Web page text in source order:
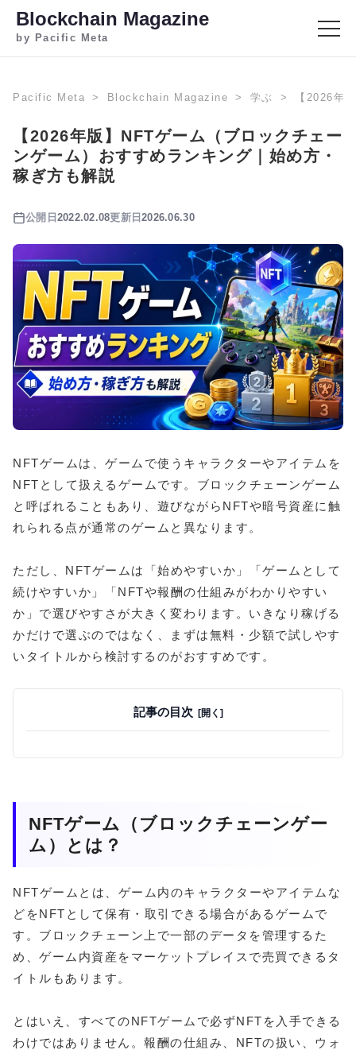
Blockchain Magazine
by Pacific Meta
Pacific Meta Blockchain Magazine 学ぶ 【2026年
【2026年版】NFTゲーム（ブロックチェー
ンゲーム）おすすめランキング｜始め方・
稼ぎ方も解説
公開日 2022.02.08更新日2026.06.30
NFTゲームは、ゲームで使うキャラクターやアイテムを
NFTとして扱えるゲームです。ブロックチェーンゲーム
と呼ばれることもあり、遊びながらNFTや暗号資産に触
れられる点が通常のゲームと異なります。
ただし、NFTゲームは「始めやすいか」「ゲームとして
続けやすいか」「NFTや報酬の仕組みがわかりやすい
か」で選びやすさが大きく変わります。いきなり稼げる
かだけで選ぶのではなく、まずは無料・少額で試しやす
いタイトルから検討するのがおすすめです。
記事の目次
NFTゲーム（ブロックチェーンゲー
ム）とは？
NFTゲームとは、ゲーム内のキャラクターやアイテムな
どをNFTとして保有・取引できる場合があるゲームで
す。ブロックチェーン上で一部のデータを管理するた
め、ゲーム内資産をマーケットプレイスで売買できるタ
イトルもあります。
とはいえ、すべてのNFTゲームで必ずNFTを入手できる
わけではありません。報酬の仕組み、NFTの扱い、ウォ